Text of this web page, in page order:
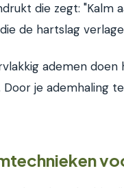
die zegt: "Kalm
de hartslag
ademen
Door je ademhaling